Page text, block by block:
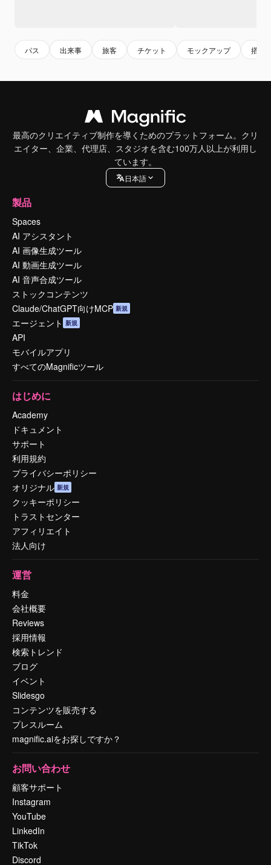
パス 出来事 旅客 チケット モックアップ 搭乗
最高のクリエイティブ制作を導くためのプラットフォーム。クリ
エイター、企業、代理店、スタジオを含む100万人以上が利用し
ています。
日本語
製品
Spaces
AI アシスタント
AI 画像生成ツール
AI 動画生成ツール
AI 音声合成ツール
ストックコンテンツ
Claude/ChatGPT向けMCP 新規
エージェント 新規
API
モバイルアプリ
すべてのMagnificツール
はじめに
Academy
ドキュメント
サポート
利用規約
プライバシーポリシー
オリジナル 新規
クッキーポリシー
トラストセンター
アフィリエイト
法人向け
運営
料金
会社概要
Reviews
採用情報
検索トレンド
ブログ
イベント
Slidesgo
コンテンツを販売する
プレスルーム
magnific.aiをお探しですか？
お問い合わせ
顧客サポート
Instagram
YouTube
LinkedIn
TikTok
Discord